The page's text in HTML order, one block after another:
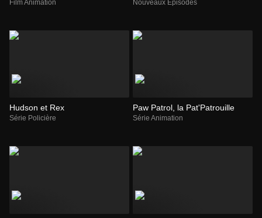
Film Animation Nouveaux Episodes
Hudson et Rex
Série Policière
Paw Patrol, la Pat'Patrouille
Série Animation